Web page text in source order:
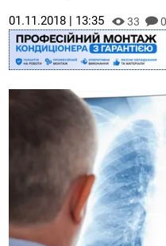
01.11.2018 | 13:35 33 0